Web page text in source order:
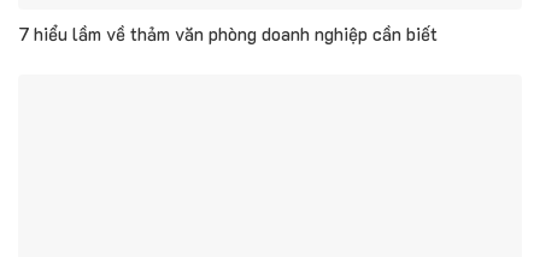
7 hiểu lầm về thảm văn phòng doanh nghiệp cần biết